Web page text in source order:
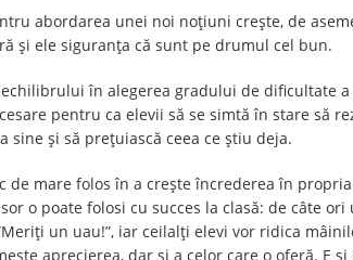
abordarea unei noi noțiuni crește, de
și ele siguranța că sunt pe drumul cel bun.
în alegerea gradului de dificultate
pentru ca elevii să se simtă în stare să
sine și să prețuiască ceea ce știu deja.
de mare folos în a crește încrederea în
o poate folosi cu succes la clasă: de câte
un uau!”, iar ceilalți elevi vor ridica
aprecierea, dar și a celor care o oferă. E